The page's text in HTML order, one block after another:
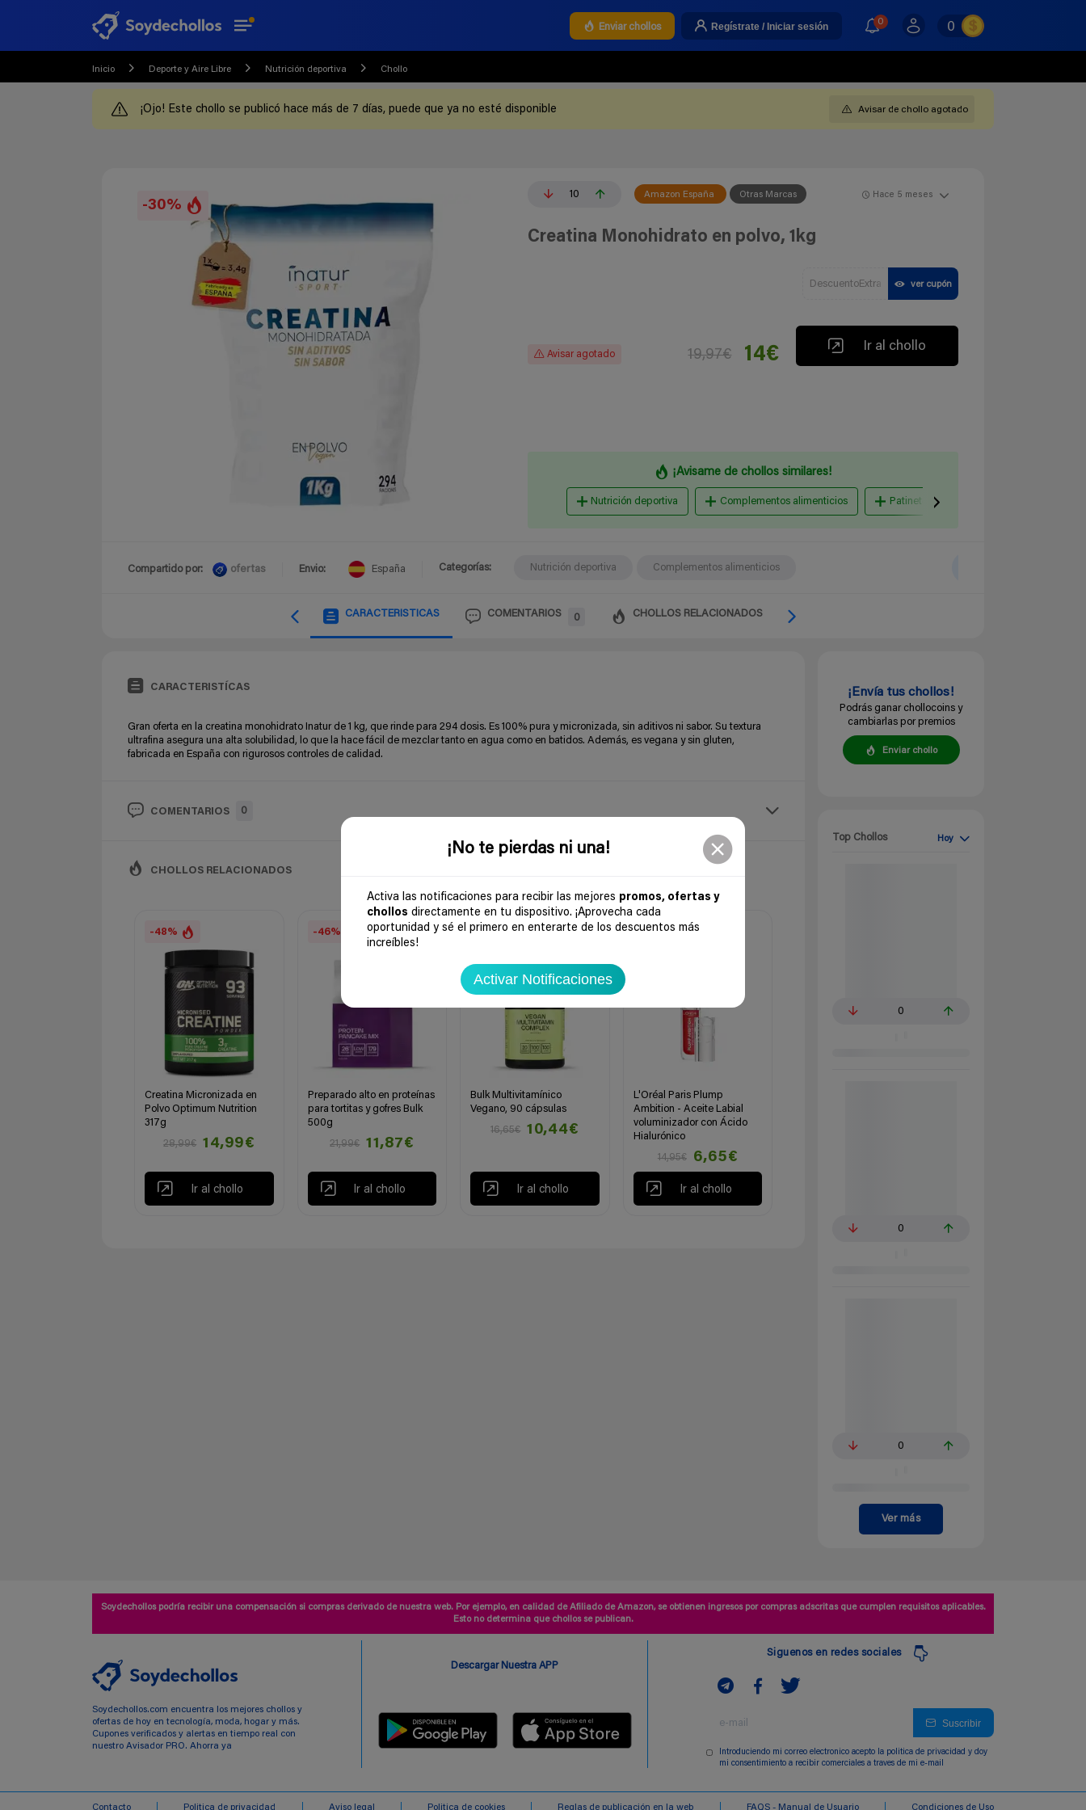
¡No te pierdas ni una!
Activa las notificaciones para recibir las mejores promos, ofertas y
chollos directamente en tu dispositivo. ¡Aprovecha cada
oportunidad y sé el primero en enterarte de los descuentos más
increíbles!
Activar Notificaciones
Enviar chollos Regístrate / Iniciar sesión 0 0
Inicio Deporte y Aire Libre Nutrición deportiva Chollo
¡Ojo! Este chollo se publicó hace más de 7 días, puede que ya no esté disponible Avisar de chollo agotado
-30%
10 Amazon España Otras Marcas Hace 5 meses
Creatina Monohidrato en polvo, 1kg
DescuentoExtra ver cupón
Avisar agotado 19,97€ 14€ Ir al chollo
¡Avisame de chollos similares!
Nutrición deportiva Complementos alimenticios Patinetes y Movilidad urbana
Compartido por: ofertas Envio: España Categorías: Nutrición deportiva Complementos alimenticios
CARACTERISTICAS COMENTARIOS 0 CHOLLOS RELACIONADOS
CARACTERISTÍCAS
Gran oferta en la creatina monohidrato Inatur de 1 kg, que rinde para 294 dosis. Es 100% pura y micronizada, sin aditivos ni sabor. Su textura
ultrafina asegura una alta solubilidad, lo que la hace fácil de mezclar tanto en agua como en batidos. Además, es vegana y sin gluten,
fabricada en España con rigurosos controles de calidad.
COMENTARIOS 0
CHOLLOS RELACIONADOS
-48%
Creatina Micronizada en
Polvo Optimum Nutrition
317g
28,99€
14,99€
Ir al chollo
-46%
Preparado alto en proteínas
para tortitas y gofres Bulk
500g
21,99€
11,87€
Ir al chollo
-37%
Bulk Multivitamínico
Vegano, 90 cápsulas
16,65€
10,44€
Ir al chollo
-56%
L'Oréal Paris Plump
Ambition - Aceite Labial
voluminizador con Ácido
Hialurónico
14,95€
6,65€
Ir al chollo
¡Envía tus chollos!
Podrás ganar chollocoins y
cambiarlas por premios
Enviar chollo
Top Chollos Hoy
0
0
0
Ver más
Soydechollos podría recibir una compensación si compras derivado de nuestra web. Por ejemplo, en calidad de Afiliado de Amazon, se obtienen ingresos por compras adscritas que cumplen requisitos aplicables.
Esto no determina que chollos se publican.
Soydechollos.com encuentra los mejores chollos y
ofertas de hoy en tecnología, moda, hogar y más.
Cupones verificados y alertas en tiempo real con
nuestro Avisador PRO. Ahorra ya
Descargar Nuestra APP
Siguenos en redes sociales
Suscribir
Introduciendo mi correo electronico acepto la politica de privacidad y doy
mi consentimiento a recibir comerciales a traves de mi e-mail
Contacto Politica de privacidad Aviso legal Politica de cookies Reglas de publicación en la web FAQS - Manual de Usuario Condiciones de Uso